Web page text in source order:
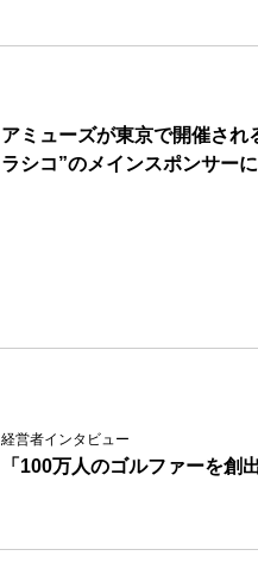
アミューズが東京で開催され
ラシコ”のメインスポンサーに
経営者インタビュー
「100万人のゴルファーを創